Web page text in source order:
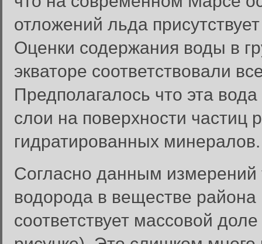
отложений льда
Оценки содержания воды в
экваторе соответствовали
Предполагалось что эта
слои на поверхности частиц
гидратированных минералов.
Согласно данным
водорода в веществе
соответствует массовой